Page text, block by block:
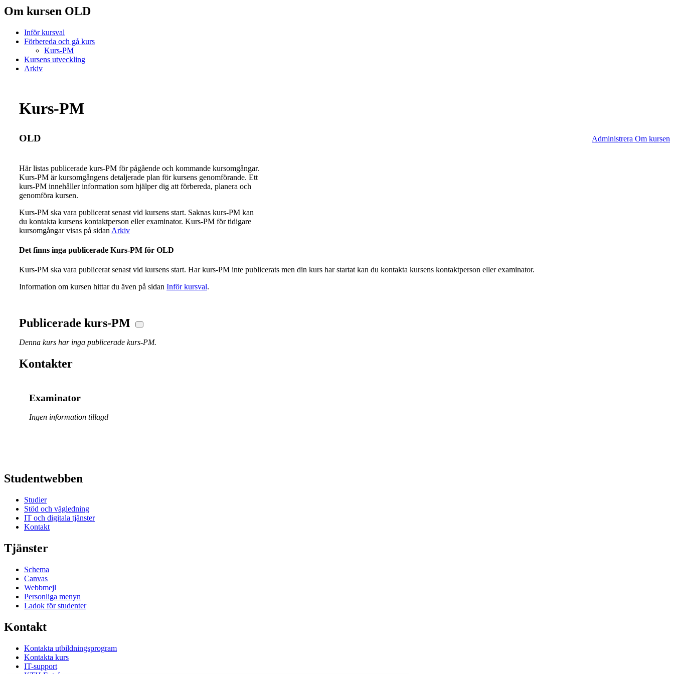
Om kursen OLD
Inför kursval
Förbereda och gå kurs
Kurs-PM
Kursens utveckling
Arkiv
Kurs-PM
OLD Administrera Om kursen
Här listas publicerade kurs-PM för pågående och kommande kursomgångar.
Kurs-PM är kursomgångens detaljerade plan för kursens genomförande. Ett
kurs-PM innehåller information som hjälper dig att förbereda, planera och
genomföra kursen.
Kurs-PM ska vara publicerat senast vid kursens start. Saknas kurs-PM kan
du kontakta kursens kontaktperson eller examinator. Kurs-PM för tidigare
kursomgångar visas på sidan Arkiv
Det finns inga publicerade Kurs-PM för OLD
Kurs-PM ska vara publicerat senast vid kursens start. Har kurs-PM inte publicerats men din kurs har startat kan du kontakta kursens kontaktperson eller examinator.
Information om kursen hittar du även på sidan Inför kursval.
Publicerade kurs-PM
Denna kurs har inga publicerade kurs-PM.
Kontakter
Examinator
Ingen information tillagd
Studentwebben
Studier
Stöd och vägledning
IT och digitala tjänster
Kontakt
Tjänster
Schema
Canvas
Webbmejl
Personliga menyn
Ladok för studenter
Kontakt
Kontakta utbildningsprogram
Kontakta kurs
IT-support